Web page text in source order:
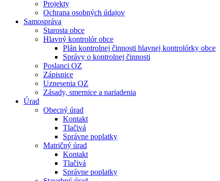
Projekty
Ochrana osobných údajov
Samospráva
Starosta obce
Hlavný kontrolór obce
Plán kontrolnej činnosti hlavnej kontrolórky obce
Správy o kontrolnej činnosti
Poslanci OZ
Zápisnice
Uznesenia OZ
Zásady, smernice a nariadenia
Úrad
Obecný úrad
Kontakt
Tlačivá
Správne poplatky
Matričný úrad
Kontakt
Tlačivá
Správne poplatky